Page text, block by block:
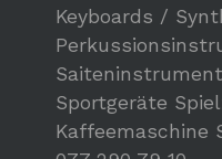
Keyboards /
Sportgeräte
Kaffeemaschine